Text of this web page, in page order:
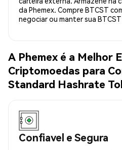
da Phemex. Compre BTCST
negociar ou manter sua
A Phemex é a Melhor
Criptomoedas para
Standard Hashrate
Confiavel e Segura